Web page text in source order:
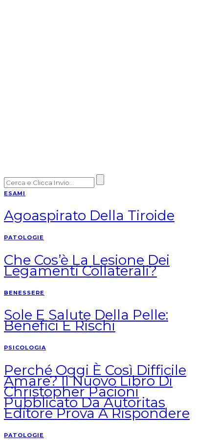
ESAMI
Agoaspirato Della Tiroide
PATOLOGIE
Che Cos’è La Lesione Dei
Legamenti Collaterali?
BENESSERE
Sole E Salute Della Pelle:
Benefici E Rischi
PSICOLOGIA
Perché Oggi È Così Difficile
Amare? Il Nuovo Libro Di
Christopher Pacioni
Pubblicato Da Autoritas
Editore Prova A Rispondere
PATOLOGIE